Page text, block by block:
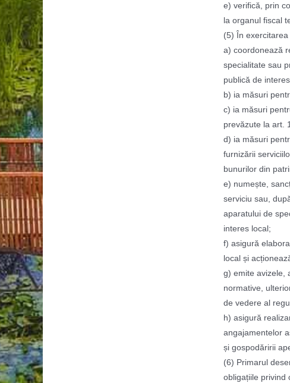
e) verifică, prin
la organul fiscal
(5) În
a) coordonează
specialitate sau
publică de
b) ia măsuri
c) ia măsuri
prevăzute la art.
d) ia măsuri
furnizării
bunurilor din
e) numește,
serviciu sau,
aparatului de
interes local;
f) asigură
local și
g) emite avizele,
normative,
de vedere al
h) asigură
angajamentelor
și gospodăririi
(6) Primarul
obligațiile privind